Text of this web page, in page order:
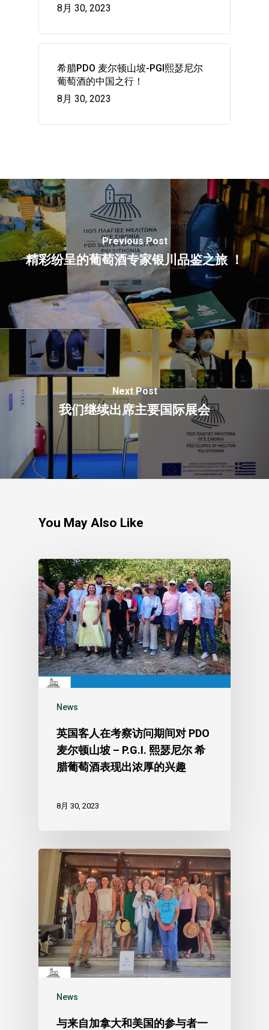
8月 30, 2023
希腊PDO 麦尔顿山坡-PGI熙瑟尼尔
葡萄酒的中国之行！
8月 30, 2023
Previous Post
精彩纷呈的葡萄酒专家银川品鉴之旅 ！
Next Post
我们继续出席主要国际展会
You May Also Like
News
英国客人在考察访问期间对 PDO
麦尔顿山坡 – P.G.I. 熙瑟尼尔 希
腊葡萄酒表现出浓厚的兴趣
8月 30, 2023
News
与来自加拿大和美国的参与者一
种植
希腊土地上的葡萄藤
地理标志
Wow look at this!
This is an optional, highly
customizable off canvas
About Salient
The Castle
Unit 345
2500 Castle Dr
Manhattan, NY
T: +216 (0)40 3629 4753
E:hello@themenectar.com